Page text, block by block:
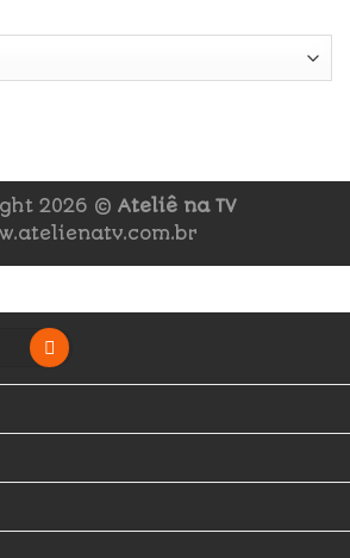
2026 © Ateliê na TV